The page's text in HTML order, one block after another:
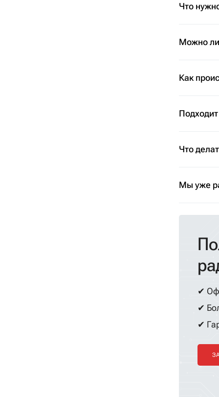
Что
Можно ли
Как
Что
Мы уже
✔
✔
✔